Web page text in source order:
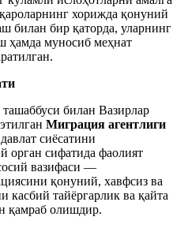
хорижда қонуний
билан бир қаторда, уларнинг
ҳамда муносиб меҳнат
билан Вазирлар
Миграция агентлиги
сиёсатини
орган сифатида фаолият
вазифаси —
қонуний, хавфсиз ва
касбий тайёргарлик ва қайта
қамраб олишдир.